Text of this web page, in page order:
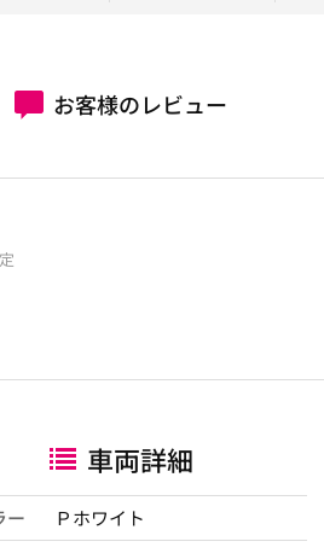
お客様のレビュー
車両詳細
ー
Ｐホワイト